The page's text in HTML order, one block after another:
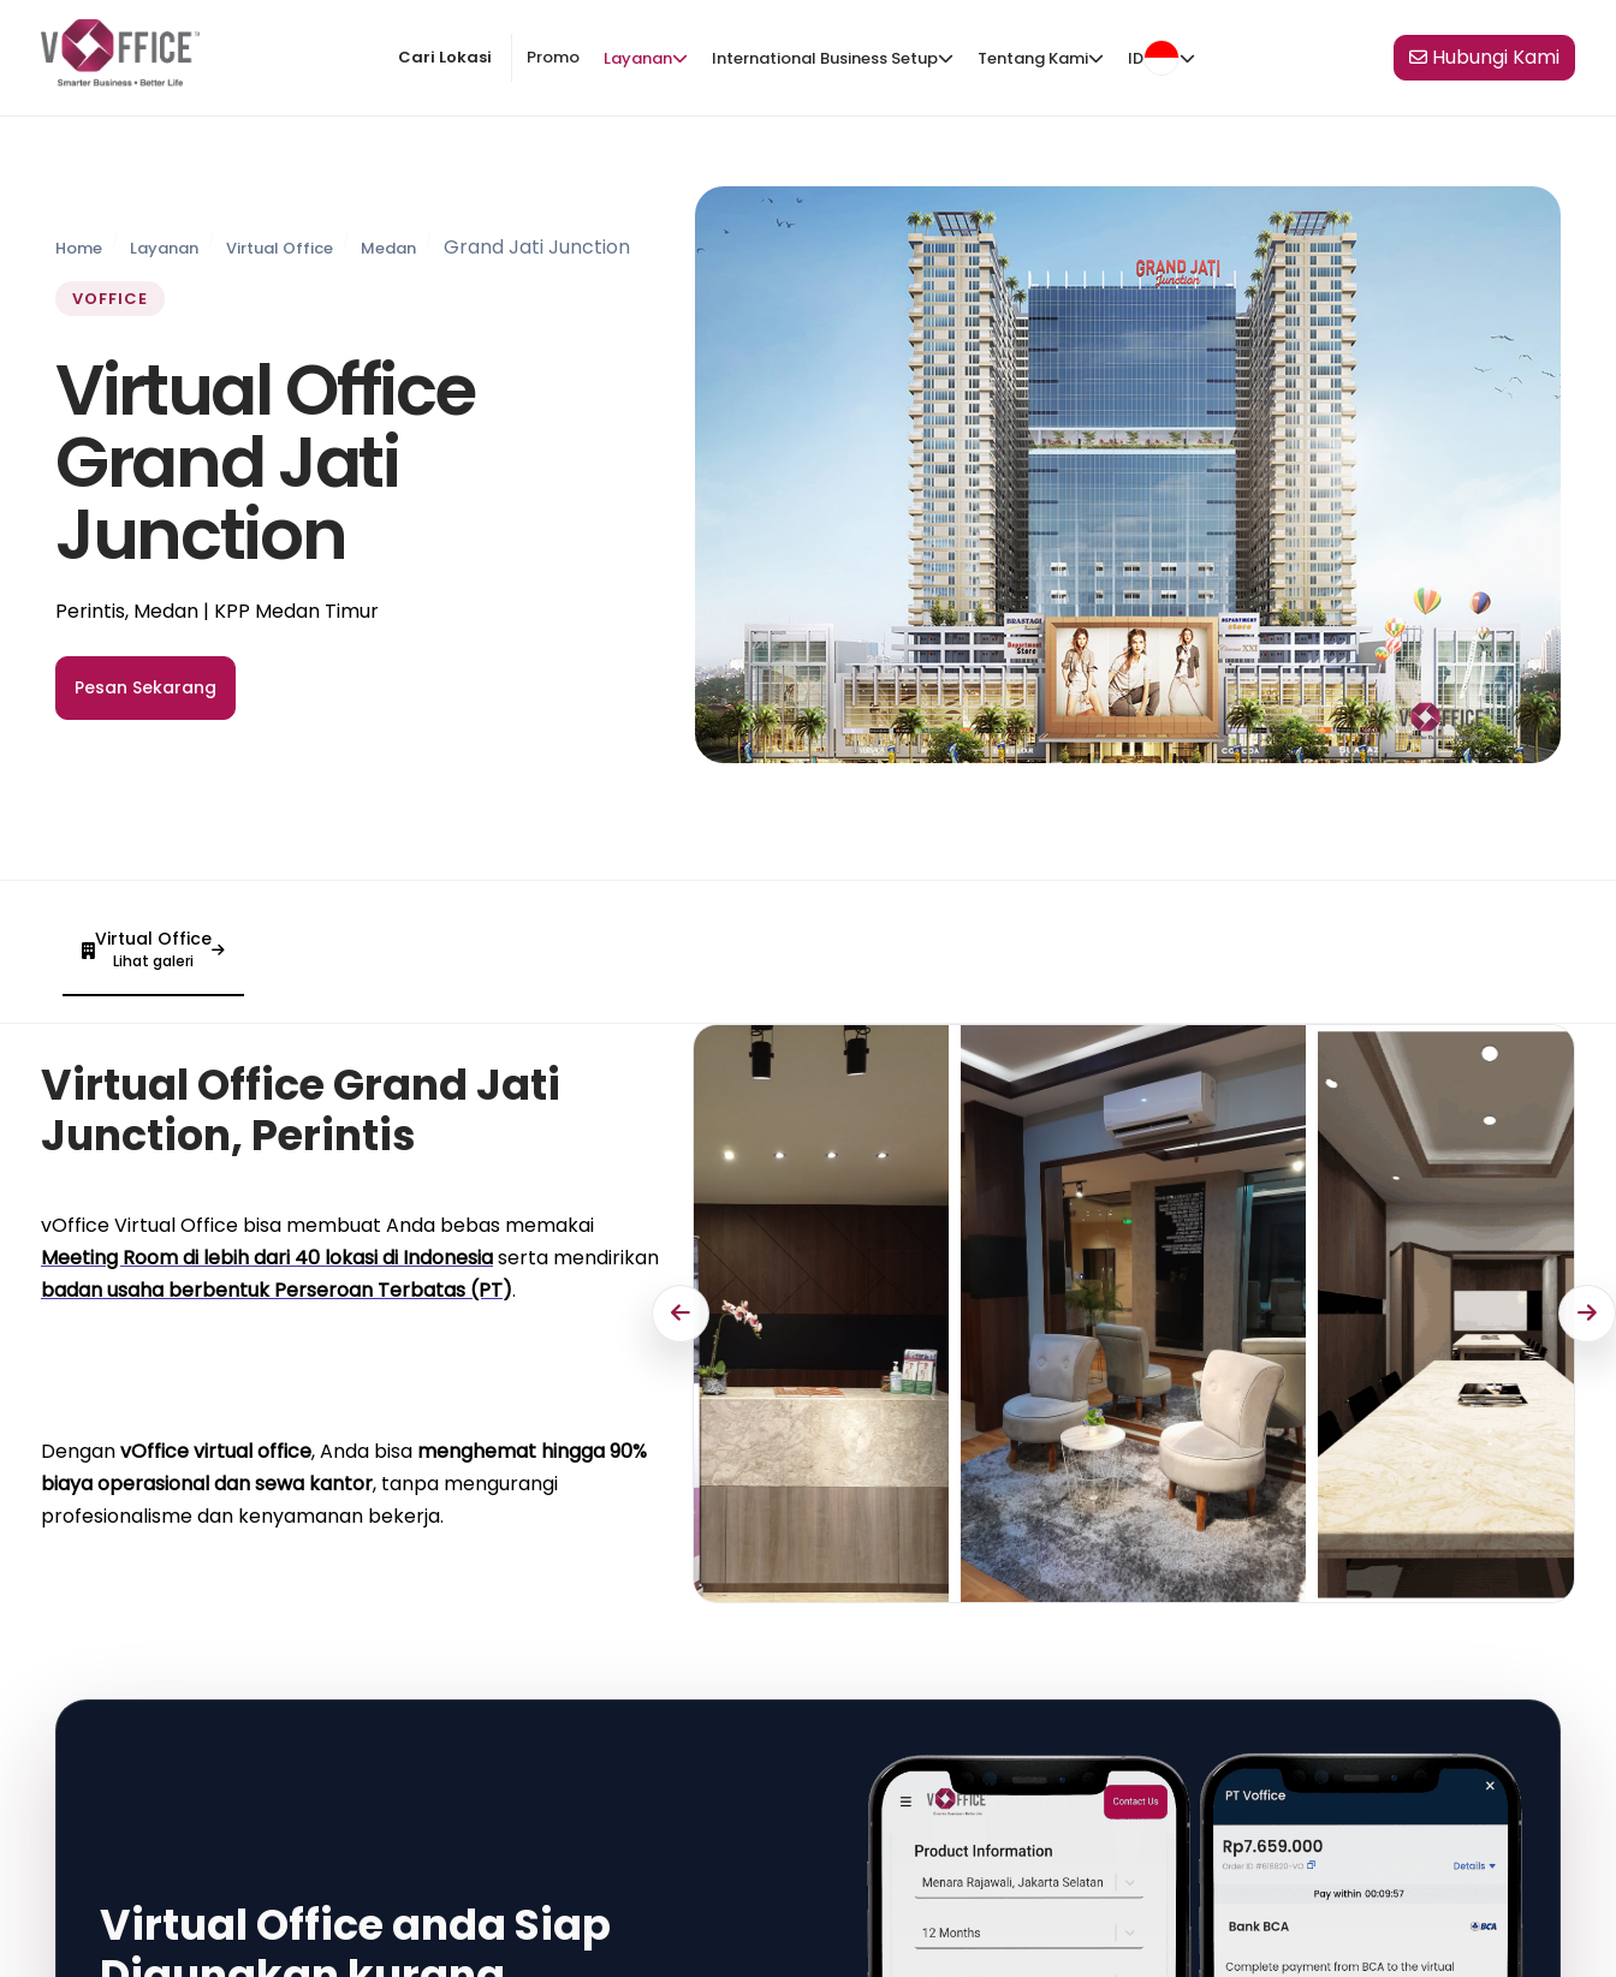
Cari Lokasi Promo Layanan International Business Setup Tentang Kami ID Hubungi Kami
Home Layanan Virtual Office Medan Grand Jati Junction
VOFFICE
Virtual Office
Grand Jati
Junction
Perintis, Medan | KPP Medan Timur
Pesan Sekarang
Virtual Office
Lihat galeri
Virtual Office Grand Jati
Junction, Perintis
vOffice Virtual Office bisa membuat Anda bebas memakai
Meeting Room di lebih dari 40 lokasi di Indonesiaserta mendirikan
badan usaha berbentuk Perseroan Terbatas (PT).
DenganvOffice virtual office, Anda bisa menghemat hingga 90%
biaya operasional dan sewa kantor, tanpa mengurangi
profesionalisme dan kenyamanan bekerja.
Virtual Office anda Siap